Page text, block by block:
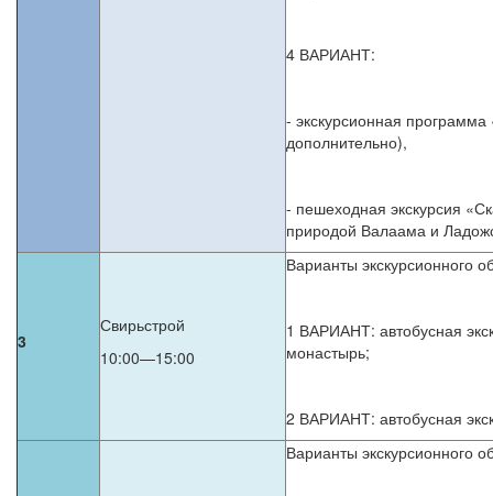
4 ВАРИАНТ:
- экскурсионная
дополнительно),
- пешеходная экскурсия
природой Валаама и
3
Свирьстрой
10:00—15:00
Варианты экскурсионного
1 ВАРИАНТ: автобусная
монастырь;
2 ВАРИАНТ: автобусная
Варианты экскурсионного